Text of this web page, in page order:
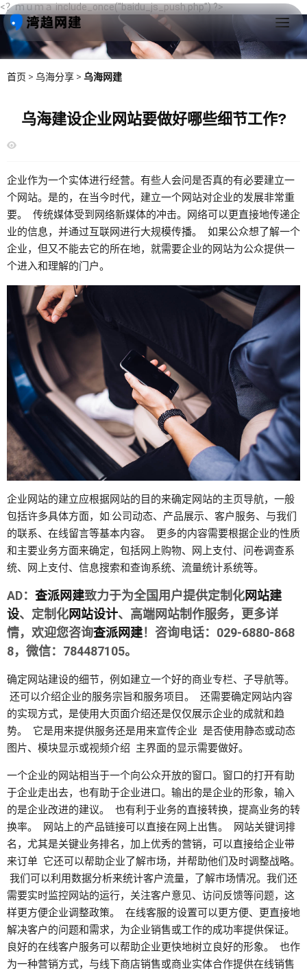
<？ｍｕｍａ include_once("baidu_js_push.php") ?>
首页 > 乌海分享 > 乌海网建
乌海建设企业网站要做好哪些细节工作?
企业作为一个实体进行经营。有些人会问是否真的有必要建立一
个网站。是的，在当今时代，建立一个网站对企业的发展非常重
要。 传统媒体受到网络新媒体的冲击。网络可以更直接地传递企
业的信息，并通过互联网进行大规模传播。 如果公众想了解一个
企业，但又不能去它的所在地，就需要企业的网站为公众提供一
个进入和理解的门户。
企业网站的建立应根据网站的目的来确定网站的主页导航，一般
包括许多具体方面，如:公司动态、产品展示、客户服务、与我们
的联系、在线留言等基本内容。 更多的内容需要根据企业的性质
和主要业务方面来确定，包括网上购物、网上支付、问卷调查系
统、网上支付、信息搜索和查询系统、流量统计系统等。
AD： 查派网建致力于为全国用户提供定制化网站建
设、定制化网站设计、高端网站制作服务，更多详
情，欢迎您咨询查派网建！咨询电话：029-6880-868
8，微信：784487105。
确定网站建设的细节，例如建立一个好的商业专栏、子导航等。
还可以介绍企业的服务宗旨和服务项目。 还需要确定网站内容
的实现方式，是使用大页面介绍还是仅仅展示企业的成就和趋
势。 它是用来提供服务还是用来宣传企业 是否使用静态或动态
图片、模块显示或视频介绍 主界面的显示需要做好。
一个企业的网站相当于一个向公众开放的窗口。窗口的打开有助
于企业走出去，也有助于企业进口。输出的是企业的形象，输入
的是企业改进的建议。 也有利于业务的直接转换，提高业务的转
换率。 网站上的产品链接可以直接在网上出售。 网站关键词排
名，尤其是关键业务排名，加上优秀的营销，可以直接给企业带
来订单 它还可以帮助企业了解市场，并帮助他们及时调整战略。
我们可以利用数据分析来统计客户流量，了解市场情况。我们还
需要实时监控网站的运行，关注客户意见、访问反馈等问题，这
样更方便企业调整政策。 在线客服的设置可以更方便、更直接地
解决客户的问题和需求，为企业销售或工作的成功率提供保证。
良好的在线客户服务可以帮助企业更快地树立良好的形象。 也作
为一种营销方式，与线下商店销售或商业实体合作提供在线销售